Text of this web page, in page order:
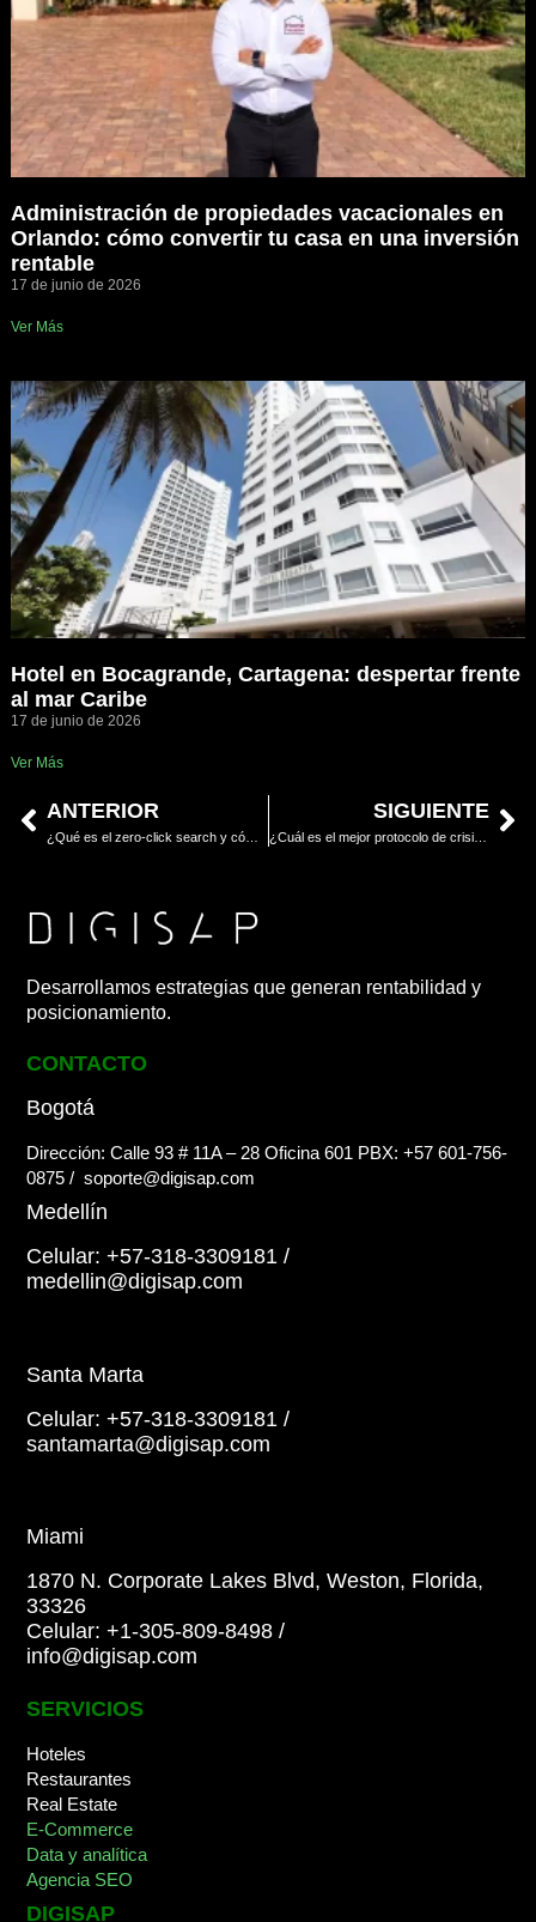
Administración de propiedades vacacionales en
Orlando: cómo convertir tu casa en una inversión
rentable
17 de junio de 2026
Ver Más
Hotel en Bocagrande, Cartagena: despertar frente
al mar Caribe
17 de junio de 2026
Ver Más
ANTERIOR
¿Qué es el zero-click search y cómo afecta a mi restaurante?
SIGUIENTE
¿Cuál es el mejor protocolo de crisis digital para un restaurante de lujo?
Desarrollamos estrategias que generan rentabilidad y
posicionamiento.
CONTACTO
Bogotá
Dirección: Calle 93 # 11A – 28 Oficina 601 PBX: +57 601-756-
0875 / soporte@digisap.com
Medellín
Celular: +57-318-3309181 /
medellin@digisap.com
Santa Marta
Celular: +57-318-3309181 /
santamarta@digisap.com
Miami
1870 N. Corporate Lakes Blvd, Weston, Florida,
33326
Celular: +1-305-809-8498 /
info@digisap.com
SERVICIOS
Hoteles
Restaurantes
Real Estate
E-Commerce
Data y analítica
Agencia SEO
DIGISAP